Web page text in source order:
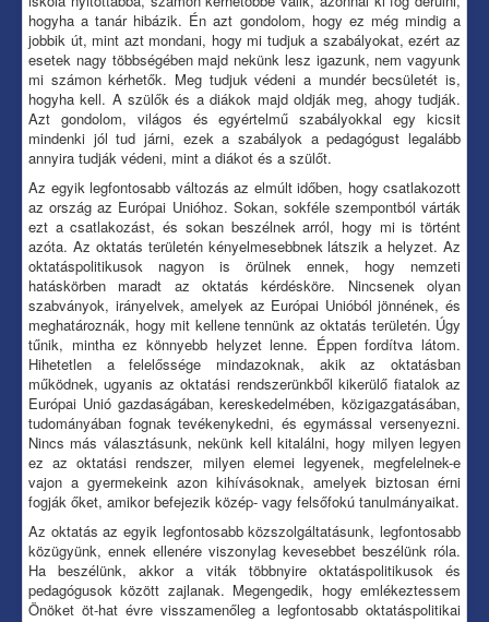
hogyha a tanár hibázik. Én azt gondolom, hogy ez még mindig a
jobbik út, mint azt mondani, hogy mi tudjuk a szabályokat, ezért az
esetek nagy többségében majd nekünk lesz igazunk, nem vagyunk
mi számon kérhetők. Meg tudjuk védeni a mundér becsületét is,
hogyha kell. A szülők és a diákok majd oldják meg, ahogy tudják.
Azt gondolom, világos és egyértelmű szabályokkal egy kicsit
mindenki jól tud járni, ezek a szabályok a pedagógust legalább
annyira tudják védeni, mint a diákot és a szülőt.
Az egyik legfontosabb változás az elmúlt időben, hogy csatlakozott
az ország az Európai Unióhoz. Sokan, sokféle szempontból várták
ezt a csatlakozást, és sokan beszélnek arról, hogy mi is történt
azóta. Az oktatás területén kényelmesebbnek látszik a helyzet. Az
oktatáspolitikusok nagyon is örülnek ennek, hogy nemzeti
hatáskörben maradt az oktatás kérdésköre. Nincsenek olyan
szabványok, irányelvek, amelyek az Európai Unióból jönnének, és
meghatároznák, hogy mit kellene tennünk az oktatás területén. Úgy
tűnik, mintha ez könnyebb helyzet lenne. Éppen fordítva látom.
Hihetetlen a felelőssége mindazoknak, akik az oktatásban
működnek, ugyanis az oktatási rendszerünkből kikerülő fiatalok az
Európai Unió gazdaságában, kereskedelmében, közigazgatásában,
tudományában fognak tevékenykedni, és egymással versenyezni.
Nincs más választásunk, nekünk kell kitalálni, hogy milyen legyen
ez az oktatási rendszer, milyen elemei legyenek, megfelelnek-e
vajon a gyermekeink azon kihívásoknak, amelyek biztosan érni
fogják őket, amikor befejezik közép- vagy felsőfokú tanulmányaikat.
Az oktatás az egyik legfontosabb közszolgáltatásunk, legfontosabb
közügyünk, ennek ellenére viszonylag kevesebbet beszélünk róla.
Ha beszélünk, akkor a viták többnyire oktatáspolitikusok és
pedagógusok között zajlanak. Megengedik, hogy emlékeztessem
Önöket öt-hat évre visszamenőleg a legfontosabb oktatáspolitikai